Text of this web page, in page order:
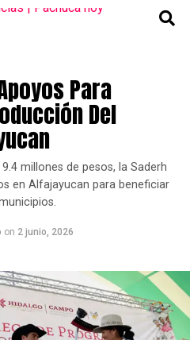
Para
Del
millones de pesos, la Saderh
en Alfajayucan para beneficiar
on 2 junio, 2026